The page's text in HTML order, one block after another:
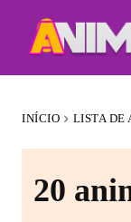
INÍCIO LISTA DE
20